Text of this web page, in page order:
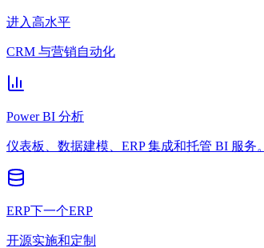
进入高水平
CRM 与营销自动化
Power BI 分析
仪表板、数据建模、ERP 集成和托管 BI 服务。
ERP下一个ERP
开源实施和定制